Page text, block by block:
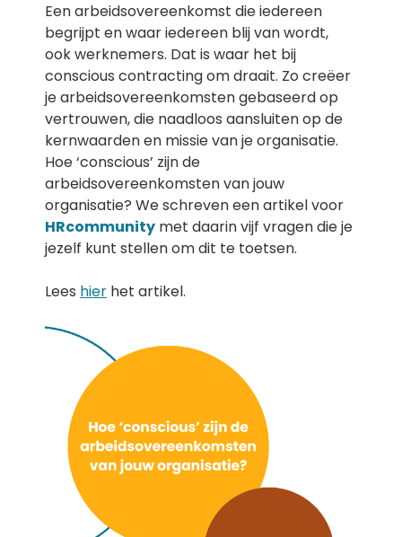
Een arbeidsovereenkomst die iedereen
begrijpt en waar iedereen blij van wordt,
ook werknemers. Dat is waar het bij
conscious contracting om draait. Zo creëer
je arbeidsovereenkomsten gebaseerd op
vertrouwen, die naadloos aansluiten op de
kernwaarden en missie van je organisatie.
Hoe ‘conscious’ zijn de
arbeidsovereenkomsten van jouw
organisatie? We schreven een artikel voor
HRcommunity met daarin vijf vragen die je
jezelf kunt stellen om dit te toetsen.
Lees hier het artikel.